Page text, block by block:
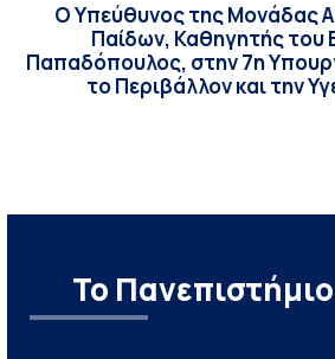
Ο Υπεύθυνος της Μονάδας
Παίδων, Καθηγητής του
Παπαδόπουλος, στην 7η
το Περιβάλλον και την
Το